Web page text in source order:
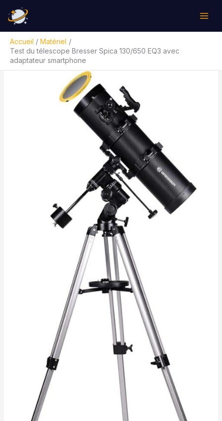
contenu
Accueil
Matériel
Test du télescope Bresser Spica 130/650 EQ3 avec
adaptateur smartphone
Rechercher